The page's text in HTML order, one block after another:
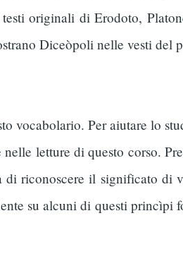
originali di Erodoto,
Diceòpoli nelle vesti del
vocabolario. Per aiutare lo
letture di questo corso.
riconoscere il significato di
su alcuni di questi princìpi